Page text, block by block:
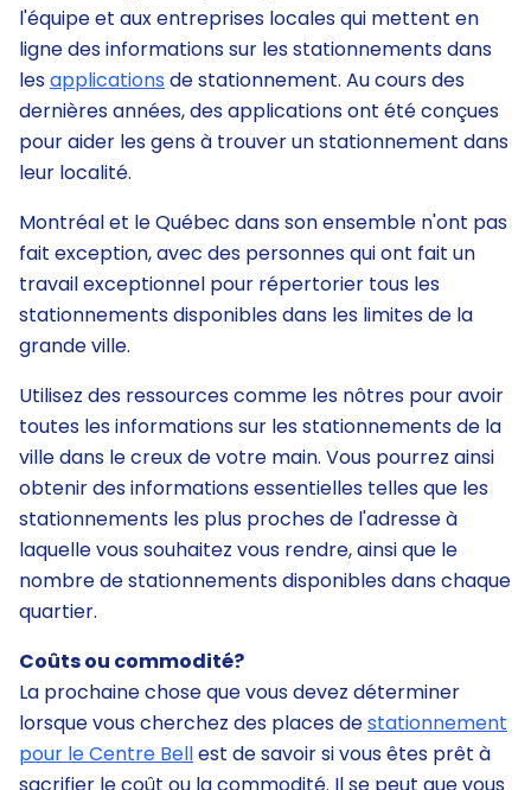
l'équipe et aux entreprises locales qui mettent en
ligne des informations sur les stationnements dans
lesapplications de stationnement. Au cours des
dernières années, des applications ont été conçues
pour aider les gens à trouver un stationnement dans
leur localité.
Montréal et le Québec dans son ensemble n'ont pas
fait exception, avec des personnes qui ont fait un
travail exceptionnel pour répertorier tous les
stationnements disponibles dans les limites de la
grande ville.
Utilisez des ressources comme les nôtres pour avoir
toutes les informations sur les stationnements de la
ville dans le creux de votre main. Vous pourrez ainsi
obtenir des informations essentielles telles que les
stationnements les plus proches de l'adresse à
laquelle vous souhaitez vous rendre, ainsi que le
nombre de stationnements disponibles dans chaque
quartier.
Coûts ou commodité?
La prochaine chose que vous devez déterminer
lorsque vous cherchez des places destationnement
pour le Centre Bellest de savoir si vous êtes prêt à